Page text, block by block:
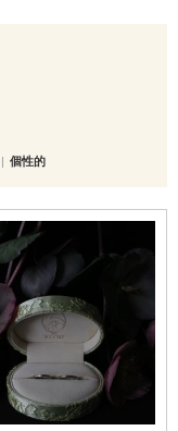
個性的